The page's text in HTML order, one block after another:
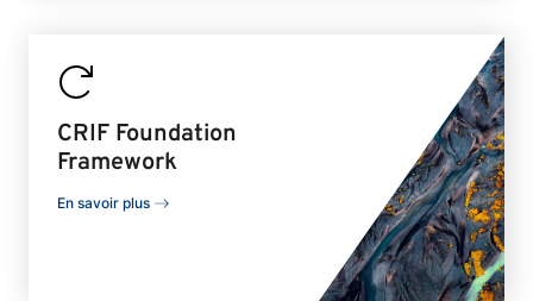
CRIF Foundation
Framework
En savoir plus